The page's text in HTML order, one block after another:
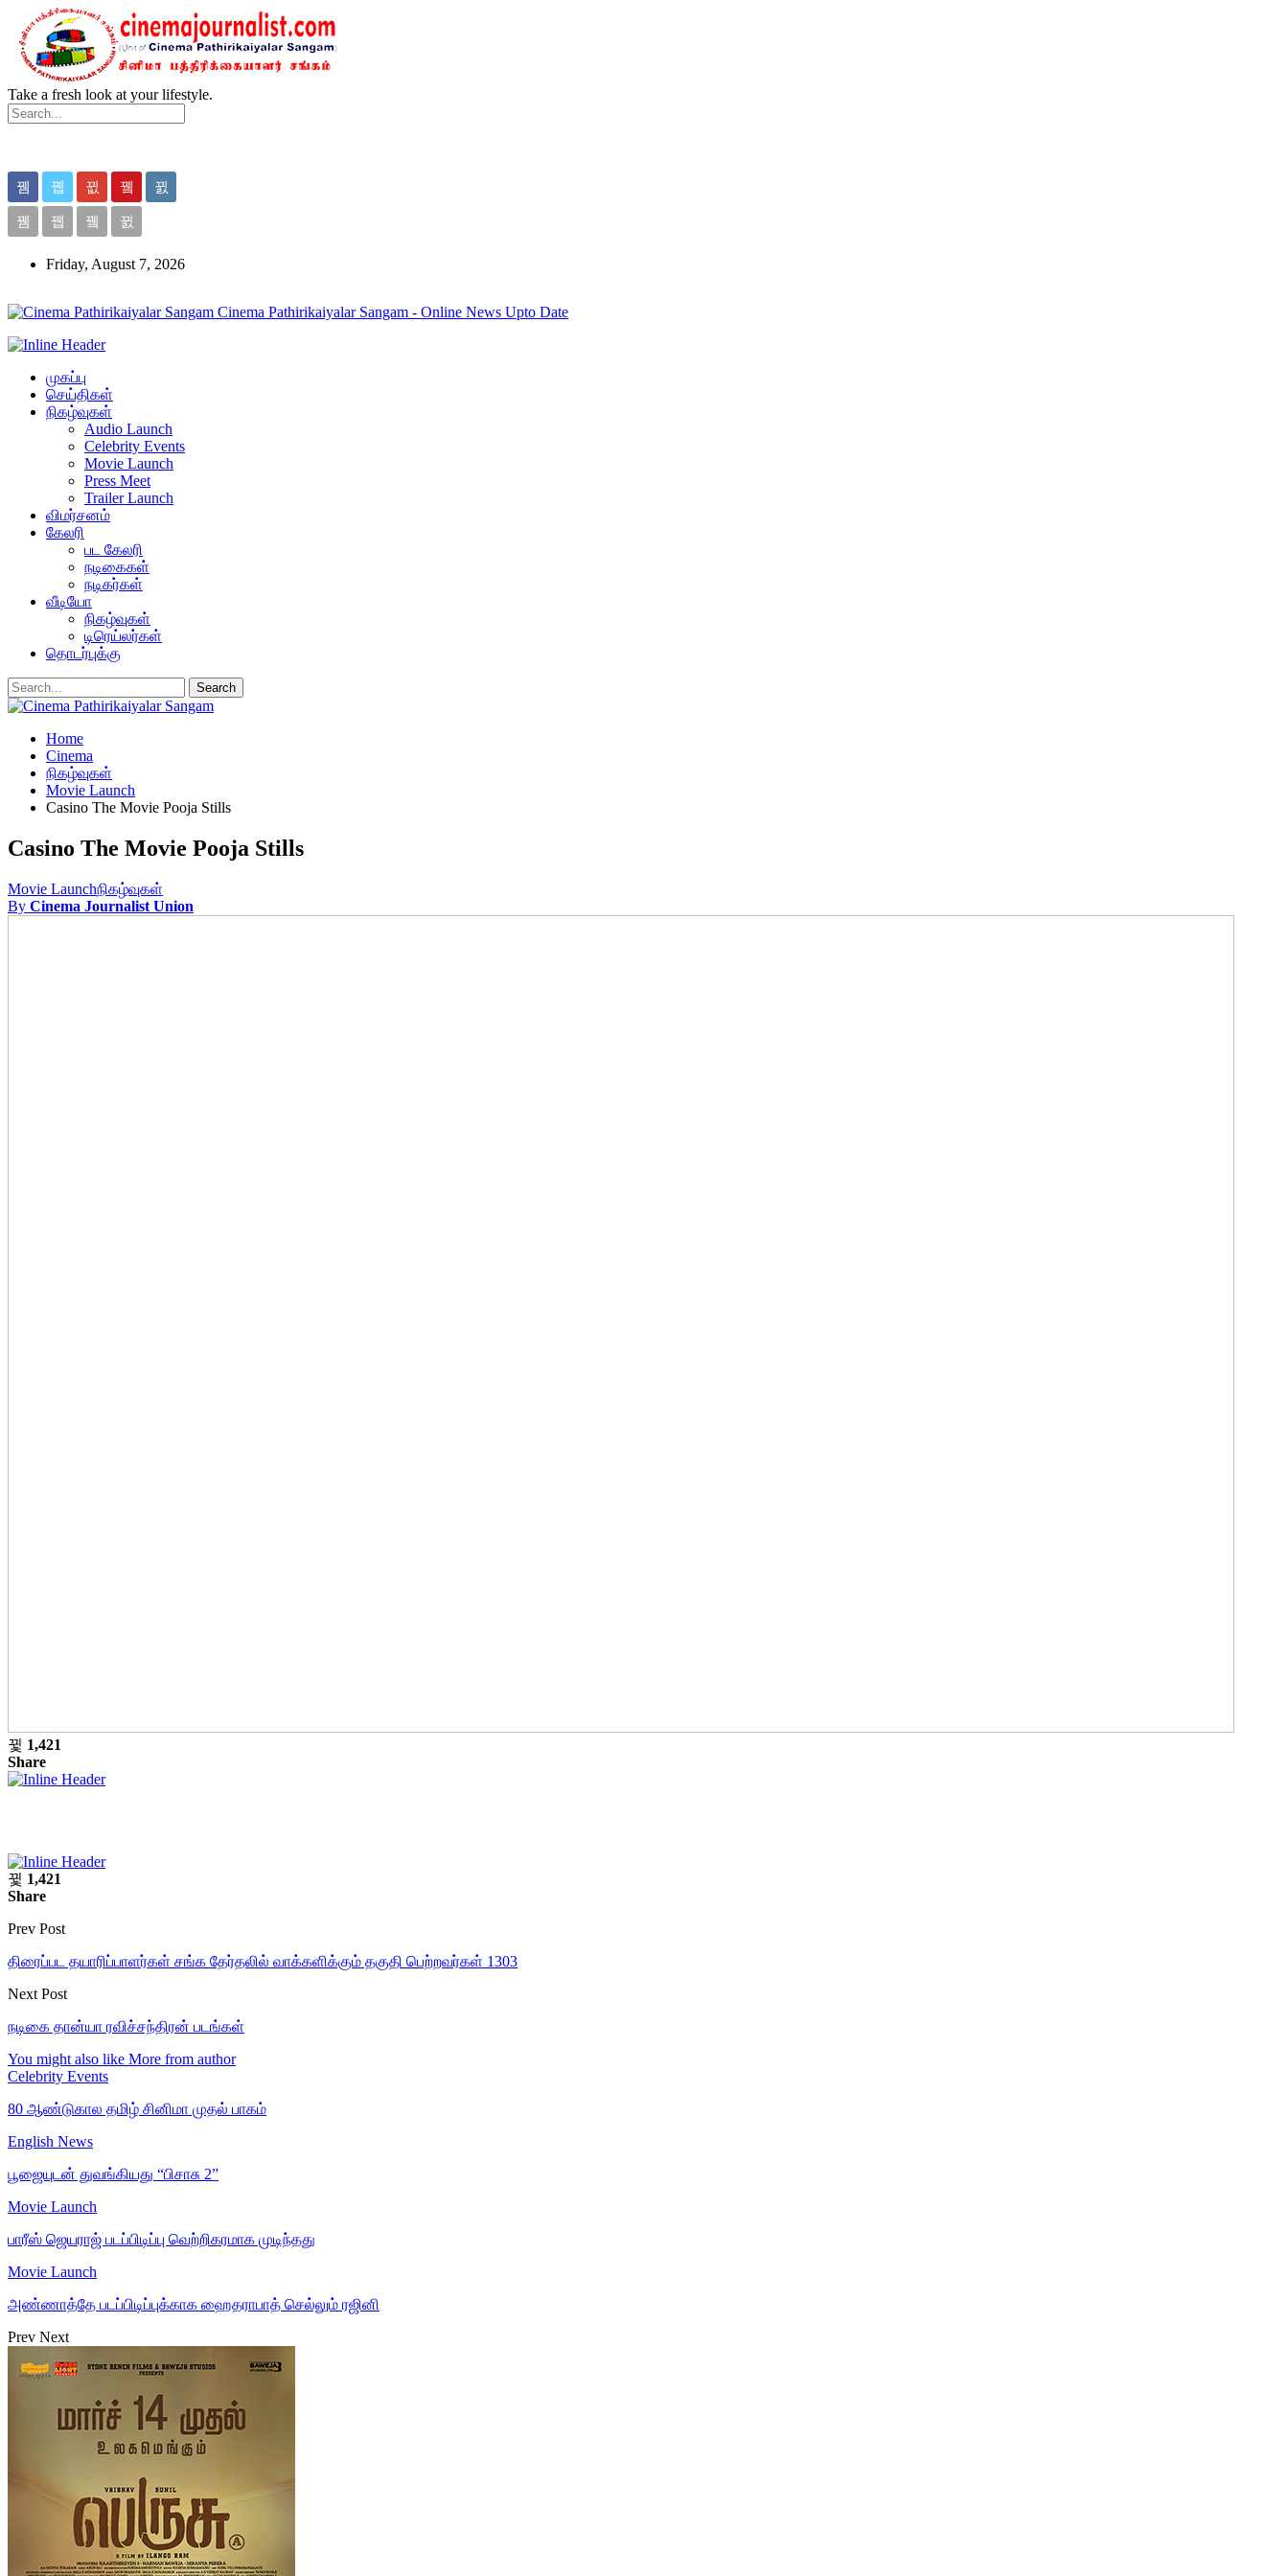
Take a fresh look at your lifestyle.
Friday, August 7, 2026
Cinema Pathirikaiyalar Sangam - Online News Upto Date
முகப்பு
செய்திகள்
நிகழ்வுகள்
Audio Launch
Celebrity Events
Movie Launch
Press Meet
Trailer Launch
விமர்சனம்
கேலரி
பட கேலரி
நடிகைகள்
நடிகர்கள்
வீடியோ
நிகழ்வுகள்
டிரெய்லர்கள்
தொடர்புக்கு
Home
Cinema
நிகழ்வுகள்
Movie Launch
Casino The Movie Pooja Stills
Casino The Movie Pooja Stills
Movie Launchநிகழ்வுகள்
By Cinema Journalist Union
1,421
Share
1,421
Share
Prev Post
திரைப்பட தயாரிப்பாளர்கள் சங்க தேர்தலில் வாக்களிக்கும் தகுதி பெற்றவர்கள் 1303
Next Post
நடிகை தான்யா ரவிச்சந்திரன் படங்கள்
You might also like More from author
Celebrity Events
80 ஆண்டுகால தமிழ் சினிமா முதல் பாகம்
English News
பூஜையுடன் துவங்கியது “பிசாசு 2”
Movie Launch
பாரீஸ் ஜெயராஜ் படப்பிடிப்பு வெற்றிகரமாக முடிந்தது
Movie Launch
அண்ணாத்தே படப்பிடிப்புக்காக ஹைதராபாத் செல்லும் ரஜினி
Prev Next